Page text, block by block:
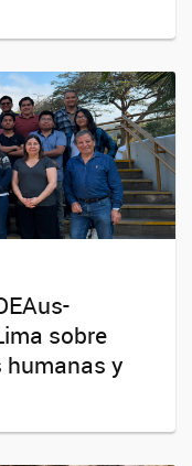
sobre
humanas y